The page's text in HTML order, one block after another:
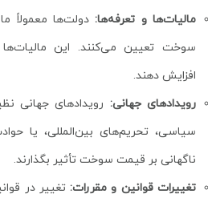
مالیات‌ها و تعرفه‌ها: دولت‌ها معمولاً
سوخت تعیین می‌کنند. این
افزایش دهند.
رویدادهای جهانی: رویدادهای جهانی
سیاسی، تحریم‌های بین‌المللی، یا
ناگهانی بر قیمت سوخت تأثیر بگذارند.
تغییرات قوانین و مقررات: تغییر در